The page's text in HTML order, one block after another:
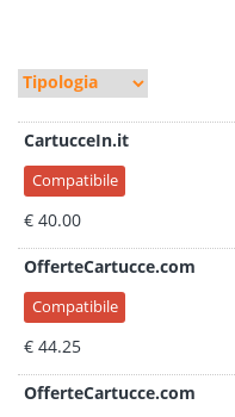
CartucceIn.it
Compatibile
€ 40.00
OfferteCartucce.com
Compatibile
€ 44.25
OfferteCartucce.com